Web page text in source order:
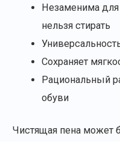
Незаменима для
нельзя стирать
Сохраняет
Рациональный
обуви
Чистящая пена может